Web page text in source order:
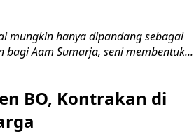
mungkin hanya dipandang sebagai
Aam Sumarja, seni membentuk...
BO, Kontrakan di